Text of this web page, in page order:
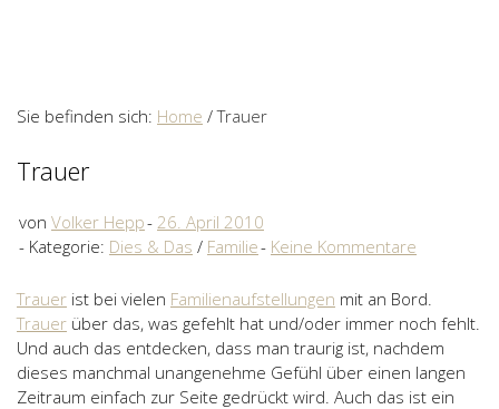
Sie befinden sich: Home / Trauer
Trauer
von Volker Hepp 26. April 2010
Kategorie: Dies & Das / Familie Keine Kommentare
Trauer ist bei vielen Familienaufstellungen mit an Bord.
Trauer über das, was gefehlt hat und/oder immer noch fehlt.
Und auch das entdecken, dass man traurig ist, nachdem
dieses manchmal unangenehme Gefühl über einen langen
Zeitraum einfach zur Seite gedrückt wird. Auch das ist ein